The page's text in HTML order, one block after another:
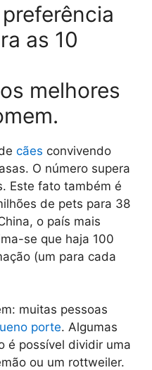
as 10
melhores
cães convivendo
O número supera
Este fato também é
de pets para 38
o país mais
se que haja 100
(um para cada
muitas pessoas
porte. Algumas
é possível dividir uma
ou um rottweiler.